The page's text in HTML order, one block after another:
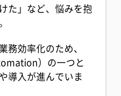
た」など、悩みを抱
務効率化のため、
）の一つと
導入が進んでいま